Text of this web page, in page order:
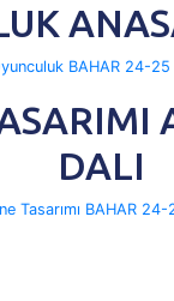
BAHAR 24-25
DALI
Tasarımı BAHAR 24-